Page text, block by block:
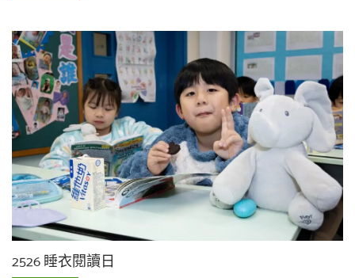
2526 睡衣閱讀日